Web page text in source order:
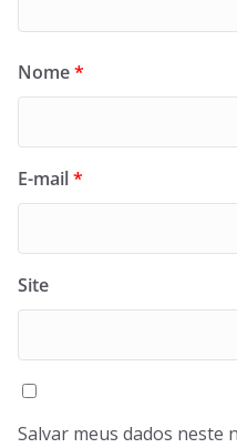
Nome*
E-mail*
Site
Salvar meus dados neste